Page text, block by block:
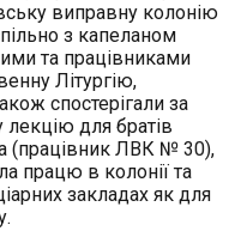
виправну колонію
з капеланом
та працівниками
Літургію,
спостерігали за
для братів
(працівник ЛВК № 30),
працю в колонії та
закладах як для